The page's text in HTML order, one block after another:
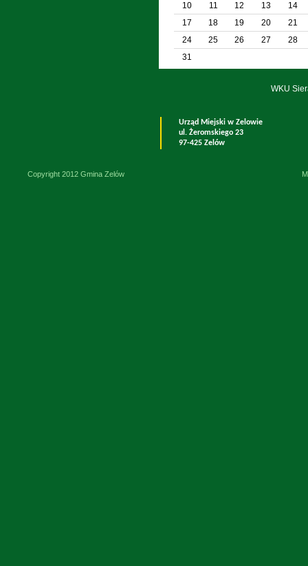
10
11 12 13
14
17
18 19 20
21
24
25 26 27
28
31
WKU
Urząd Miejski w Zelowie
ul. Żeromskiego 23
97-425 Zelów
Copyright 2012 Gmina Zelów